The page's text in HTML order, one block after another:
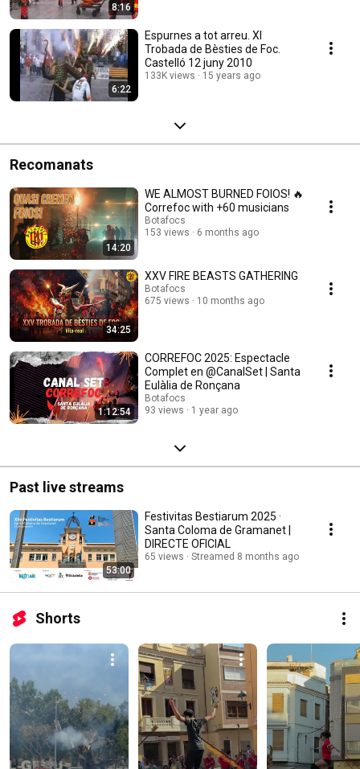
8:16
6:22
Espurnes a tot arreu. XI
Trobada de Bèsties de Foc.
Castelló 12 juny 2010
133K views 15 years ago
Recomanats
14:20
WE ALMOST BURNED FOIOS! 🔥
Correfoc with +60 musicians
Botafocs
153 views
6 months ago
34:25
XXV FIRE BEASTS GATHERING
Botafocs
675 views
10 months ago
1:12:54
CORREFOC 2025: Espectacle
Complet en @CanalSet | Santa
Eulàlia de Ronçana
Botafocs
93 views
1 year ago
Past live streams
53:00
Festivitas Bestiarum 2025 ·
Santa Coloma de Gramanet |
DIRECTE OFICIAL
65 views Streamed 8 months ago
Shorts